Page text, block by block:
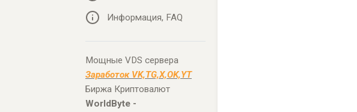
Информация, FAQ
Мощные VDS сервера
Заработок VK,TG,X,OK,YT
Биржа Криптовалют
WorldByte -